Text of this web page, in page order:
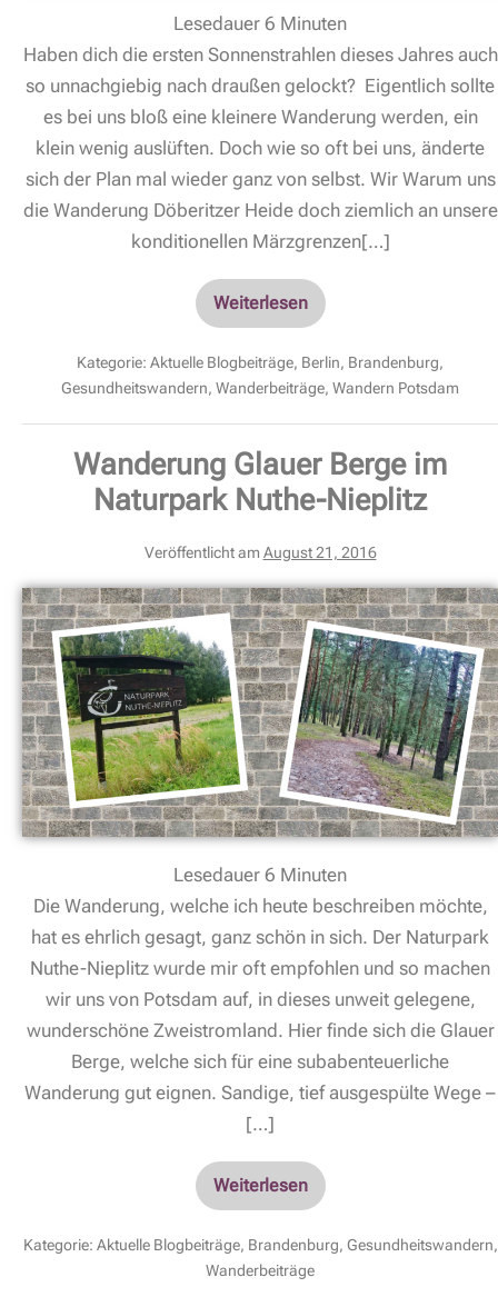
Lesedauer 6 Minuten
Haben dich die ersten Sonnenstrahlen dieses Jahres auch
so unnachgiebig nach draußen gelockt? Eigentlich sollte
es bei uns bloß eine kleinere Wanderung werden, ein
klein wenig auslüften. Doch wie so oft bei uns, änderte
sich der Plan mal wieder ganz von selbst. Wir Warum uns
die Wanderung Döberitzer Heide doch ziemlich an unsere
konditionellen Märzgrenzen[…]
Weiterlesen
Kategorie: Aktuelle Blogbeiträge, Berlin, Brandenburg,
Gesundheitswandern, Wanderbeiträge, Wandern Potsdam
Wanderung Glauer Berge im
Naturpark Nuthe-Nieplitz
Veröffentlicht am August 21, 2016
Lesedauer 6 Minuten
Die Wanderung, welche ich heute beschreiben möchte,
hat es ehrlich gesagt, ganz schön in sich. Der Naturpark
Nuthe-Nieplitz wurde mir oft empfohlen und so machen
wir uns von Potsdam auf, in dieses unweit gelegene,
wunderschöne Zweistromland. Hier finde sich die Glauer
Berge, welche sich für eine subabenteuerliche
Wanderung gut eignen. Sandige, tief ausgespülte Wege –
[…]
Weiterlesen
Kategorie: Aktuelle Blogbeiträge, Brandenburg, Gesundheitswandern,
Wanderbeiträge